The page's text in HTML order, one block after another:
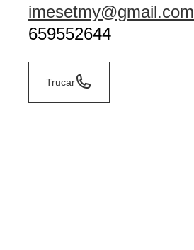
imesetmy@gmail.com
659552644
Trucar